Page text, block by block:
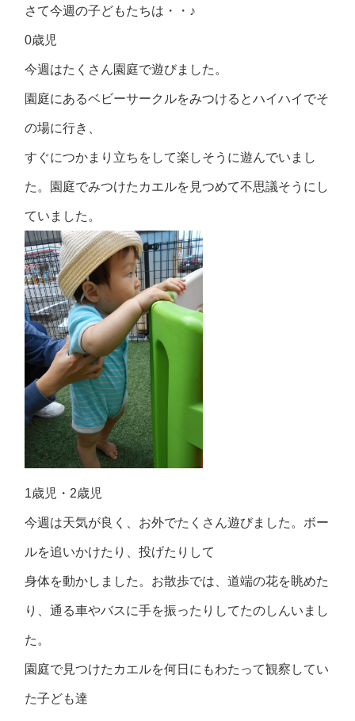
さて今週の子どもたちは・・♪
0歳児
今週はたくさん園庭で遊びました。
園庭にあるベビーサークルをみつけるとハイハイでそ
の場に行き、
すぐにつかまり立ちをして楽しそうに遊んでいまし
た。園庭でみつけたカエルを見つめて不思議そうにし
ていました。
1歳児・2歳児
今週は天気が良く、お外でたくさん遊びました。ボー
ルを追いかけたり、投げたりして
身体を動かしました。お散歩では、道端の花を眺めた
り、通る車やバスに手を振ったりしてたのしんいまし
た。
園庭で見つけたカエルを何日にもわたって観察してい
た子ども達